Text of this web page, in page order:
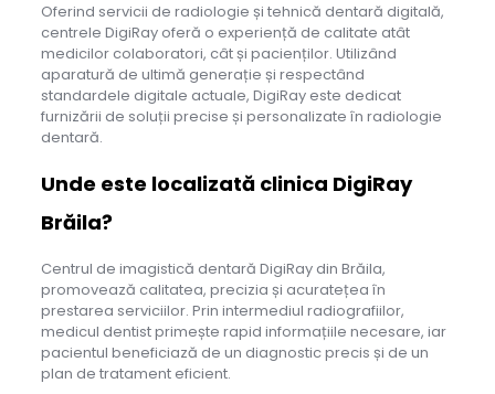
Oferind servicii de radiologie și tehnică dentară digitală,
centrele DigiRay oferă o experiență de calitate atât
medicilor colaboratori, cât și pacienților. Utilizând
aparatură de ultimă generație și respectând
standardele digitale actuale, DigiRay este dedicat
furnizării de soluții precise și personalizate în radiologie
dentară.
Unde este localizată clinica DigiRay
Brăila?
Centrul de imagistică dentară DigiRay din Brăila,
promovează calitatea, precizia și acuratețea în
prestarea serviciilor. Prin intermediul radiografiilor,
medicul dentist primește rapid informațiile necesare, iar
pacientul beneficiază de un diagnostic precis și de un
plan de tratament eficient.